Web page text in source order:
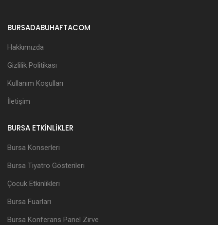
BURSADABUHAFTACOM
Hakkımızda
Gizlilik Politikası
Kullanım Koşulları
İletişim
BURSA ETKİNLİKLER
Bursa Konserleri
Bursa Tiyatro Gösterileri
Çocuk Etkinlikleri
Bursa Fuarları
Bursa Konferans Panel Zirve